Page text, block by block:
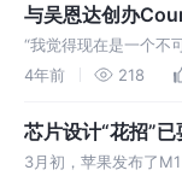
与吴恩达创办
“我觉得现在是一个不
将两种学科结合在一
4年前 218
芯片设计“花招”
3月初，苹果发布了